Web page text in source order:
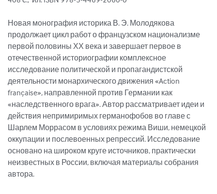
Новая монография историка В. Э. Молодякова
продолжает цикл работ о французском национализме
первой половины ХХ века и завершает первое в
отечественной историографии комплексное
исследование политической и пропагандистской
деятельности монархического движения «Action
française», направленной против Германии как
«наследственного врага». Автор рассматривает идеи и
действия непримиримых германофобов во главе с
Шарлем Моррасом в условиях режима Виши, немецкой
оккупации и послевоенных репрессий. Исследование
основано на широком круге источников, практически
неизвестных в России, включая материалы собрания
автора.